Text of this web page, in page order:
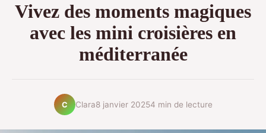
Vivez des moments magiques
avec les mini croisières en
méditerranée
C Clara8 janvier 20254 min de lecture